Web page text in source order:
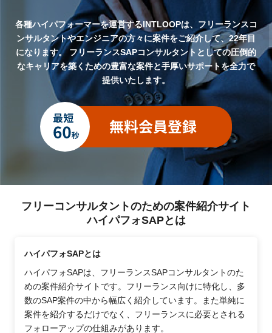
各種ハイパフォーマーを運営するINTLOOPは、フリーランスコ
ンサルタントやエンジニアの方々に案件をご紹介して、22年目
になります。フリーランスSAPコンサルタントとしての圧倒的
なキャリアを築くための豊富な案件と手厚いサポートを全力で
提供いたします。
フリーコンサルタントのための案件紹介サイト
ハイパフォSAPとは
ハイパフォSAPとは
ハイパフォSAPは、フリーランスSAPコンサルタントのた
めの案件紹介サイトです。フリーランス向けに特化し、多
数のSAP案件の中から幅広く紹介しています。また単純に
案件を紹介するだけでなく、フリーランスに必要とされる
フォローアップの仕組みがあります。